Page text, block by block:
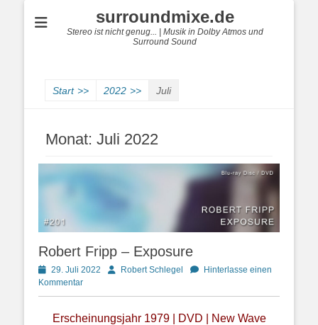
surroundmixe.de
Stereo ist nicht genug... | Musik in Dolby Atmos und
Surround Sound
Start >> 2022 >> Juli
Monat: Juli 2022
Robert Fripp – Exposure
Posted
on
29. Juli 2022 AutorRobert Schlegel
Hinterlasse einen
Kommentar
Erscheinungsjahr 1979 | DVD | New Wave